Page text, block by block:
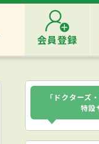
会員登録
「ドクターズ
特設